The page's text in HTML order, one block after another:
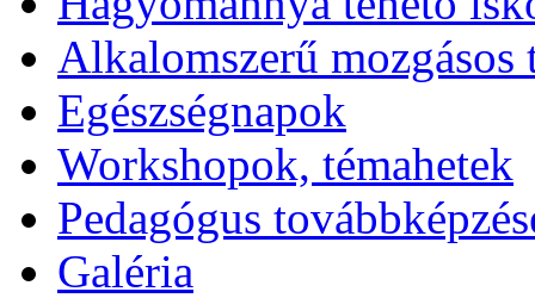
Alkalomszerű mozgásos
Egészségnapok
Workshopok, témahetek
Pedagógus
Galéria